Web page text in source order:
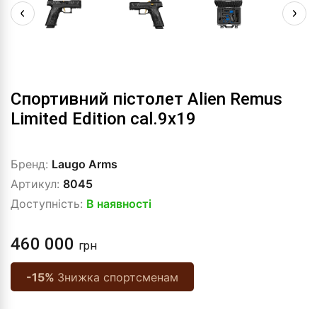
Спортивний пістолет Alien Remus
Limited Edition cal.9x19
Бренд: Laugo Arms
Артикул: 8045
Доступність: В наявності
460 000 грн
-15% Знижка спортсменам